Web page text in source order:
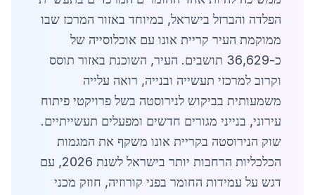
הפלדה והברזל בישראל, במיוחד באזור המרכז שבו
ממוקמת העיר קריית אונו עם אוכלוסייה של
כ-36,629 תושבים. העיר, השוכנת באזור תוסס
וקרוב למרכזי תעשייה ובנייה, רואה עלייה
משמעותית בביקוש לנירוסטה בשל פרויקטי פיתוח
עירוני, בנייני מגורים חדשים ומפעלים תעשייתיים.
שוק הנירוסטה בקריית אונו משקף את המגמות
הכלכליות הרחבות יותר בישראל לשנת 2026, עם
דגש על עמידות החומר בפני קורוזיה, חוזק מכני